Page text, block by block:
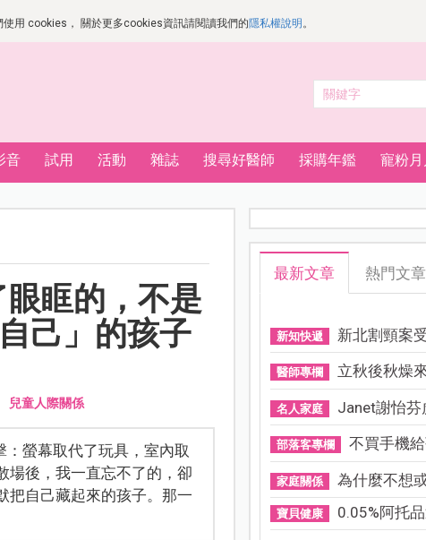
用 cookies， 關於更多cookies資訊請閱讀我們的隱私權說明 。
音 試用 活動 雜誌 搜尋好醫師 採購年鑑 寵粉月
眼眶的，不是
己」的孩子
兒童人際關係
螢幕取代了玩具，室內取
場後，我一直忘不了的，卻
把自己藏起來的孩子。那一
最新文章 熱門文章
新知快遞 新北割頸案
醫師專欄 立秋後秋燥
名人家庭 Janet謝怡芬虎
部落客專欄 不買手機給
家庭關係 為什麼不想或
寶貝健康 0.05%阿托品